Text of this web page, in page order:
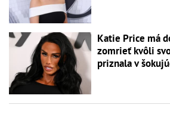
Katie Price má
zomrieť kvôli
priznala v